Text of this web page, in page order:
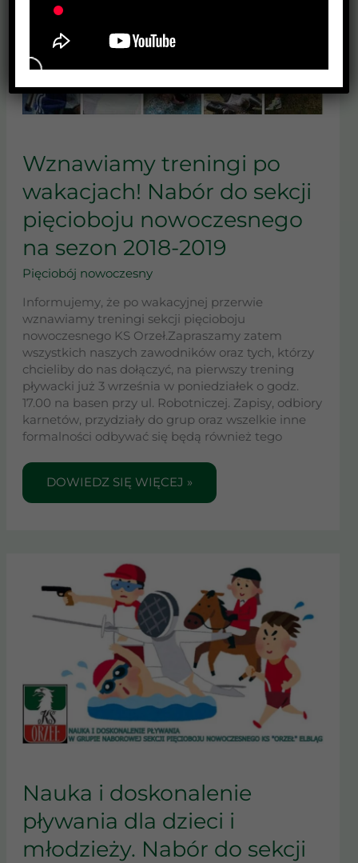
Wznawiamy treningi po
wakacjach! Nabór do sekcji
pięcioboju nowoczesnego
na sezon 2018-2019
Pięciobój nowoczesny
Informujemy, że po wakacyjnej przerwie
wznawiamy treningi sekcji pięcioboju
nowoczesnego KS Orzeł.Zapraszamy zatem
wszystkich naszych zawodników oraz tych, którzy
chcieliby do nas dołączyć, na pierwszy trening
pływacki już 3 września w poniedziałek o godz.
17.00 na basen przy ul. Robotniczej. Zapisy, odbiory
karnetów, przydziały do grup oraz wszelkie inne
formalności odbywać się będą również tego
TRENINGI
PO
WAKACJACH!
NABÓR
DO
SEKCJI
PIĘCIOBOJU
NOWOCZESNEGO
SEZON
2018-
2019
DOWIEDZ SIĘ WIĘCEJ »
Nauka i doskonalenie
pływania dla dzieci i
młodzieży. Nabór do sekcji
I
DOSKONALENIE
PŁYWANIA
DLA
DZIECI